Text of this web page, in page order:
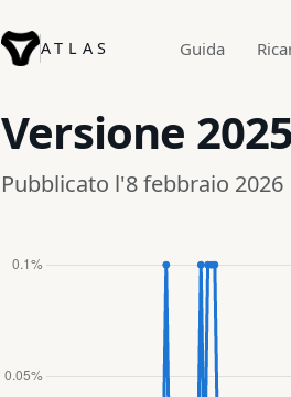
ATLAS Guida
Versione
Pubblicato l'8 febbraio 2026